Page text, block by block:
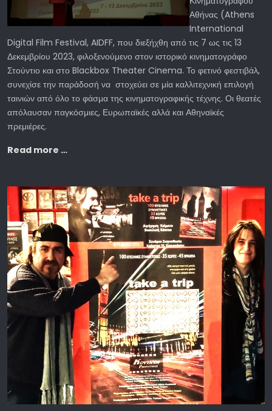
Αθήνας (Athens
International
Digital Film Festival, AIDFF, που διεξήχθη από τις 7 ως τις 13
Δεκεμβρίου 2023, φιλοξενούμενο στον ιστορικό κινηματογράφο
Στούντιο και στο Blackbox Theater Cinema. Το φετινό φεστιβάλ,
συνεχίσε την παράδοσή να στοχεύει σε μία καλλιτεχνική επιλογή
ταινιών από όλο το φάσμα της κινηματογραφικής τέχνης. Οι θεατές
απόλαυσαν παγκόσμιες, Ευρωπαϊκές αλλά και Αθηναϊκές
πρεμιέρες.
Read more …